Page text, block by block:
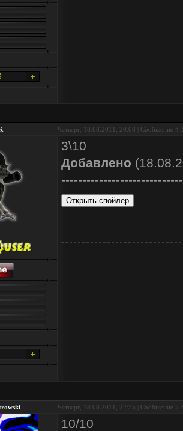
Четверг, 18.08.2011, 20:08 | Сообщение #
3\10
Добавлено
Четверг, 18.08.2011, 22:35 | Сообщение #
10/10